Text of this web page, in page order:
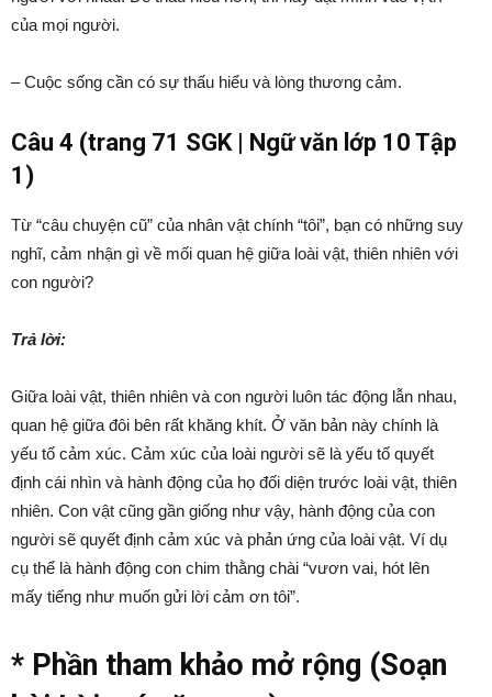
của mọi người.
– Cuộc sống cần có sự thấu hiểu và lòng thương cảm.
Câu 4 (trang 71 SGK | Ngữ văn lớp 10 Tập
1)
Từ “câu chuyện cũ” của nhân vật chính “tôi”, bạn có những suy
nghĩ, cảm nhận gì về mối quan hệ giữa loài vật, thiên nhiên với
con người?
Trả lời:
Giữa loài vật, thiên nhiên và con người luôn tác động lẫn nhau,
quan hệ giữa đôi bên rất khăng khít. Ở văn bản này chính là
yếu tố cảm xúc. Cảm xúc của loài người sẽ là yếu tố quyết
định cái nhìn và hành động của họ đối diện trước loài vật, thiên
nhiên. Con vật cũng gần giống như vậy, hành động của con
người sẽ quyết định cảm xúc và phản ứng của loài vật. Ví dụ
cụ thể là hành động con chim thằng chài “vươn vai, hót lên
mấy tiếng như muốn gửi lời cảm ơn tôi”.
* Phần tham khảo mở rộng (Soạn